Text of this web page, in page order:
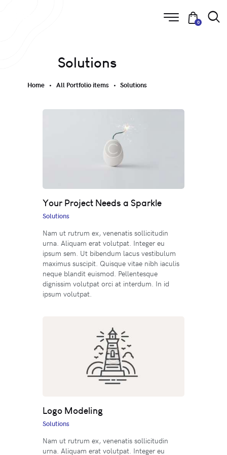
0
Solutions
Home All Portfolio items Solutions
Your Project Needs a Sparkle
Solutions
Nam ut rutrum ex, venenatis sollicitudin
urna. Aliquam erat volutpat. Integer eu
ipsum sem. Ut bibendum lacus vestibulum
maximus suscipit. Quisque vitae nibh iaculis
neque blandit euismod. Pellentesque
dignissim volutpat orci at interdum. In id
ipsum volutpat.
Logo Modeling
Solutions
Nam ut rutrum ex, venenatis sollicitudin
urna. Aliquam erat volutpat. Integer eu